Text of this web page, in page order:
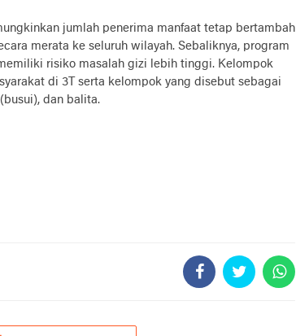
jumlah penerima manfaat tetap bertambah
merata ke seluruh wilayah. Sebaliknya, program
risiko masalah gizi lebih tinggi. Kelompok
di 3T serta kelompok yang disebut sebagai
dan balita.